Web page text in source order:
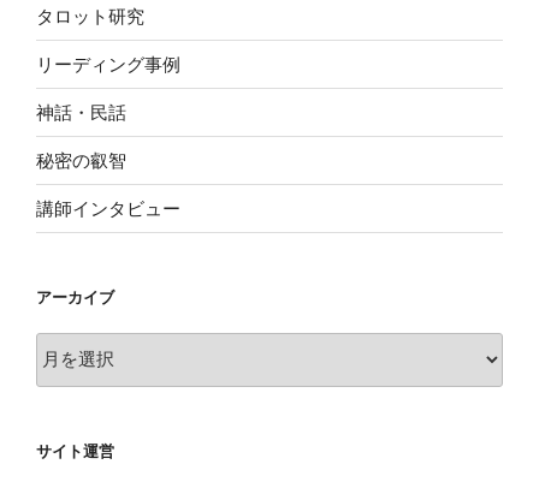
タロット研究
リーディング事例
神話・民話
秘密の叡智
講師インタビュー
アーカイブ
ー
ブ
サイト運営